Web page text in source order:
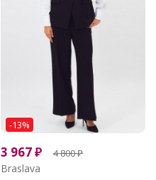
-13%
3 967₽ 4 800₽
Braslava